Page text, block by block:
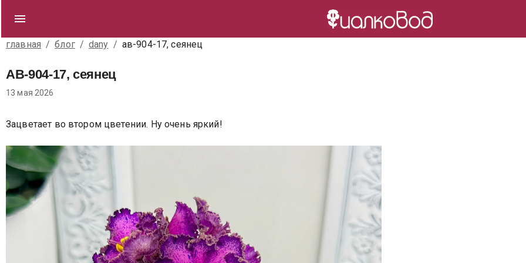
главная / блог / dany / ав-904-17, сеянец
АВ-904-17, сеянец
13 мая 2026
Зацветает во втором цветении. Ну очень яркий!